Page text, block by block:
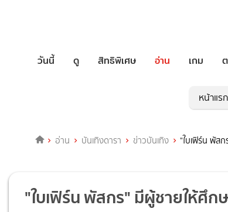
วันนี้ ดู สิทธิพิเศษ อ่าน เกม
หน้าแร
อ่าน บันเทิงดารา ข่าวบันเทิง "ใบเฟิร์น พัส
"ใบเฟิร์น พัสกร" มีผู้ชายให้ศึก